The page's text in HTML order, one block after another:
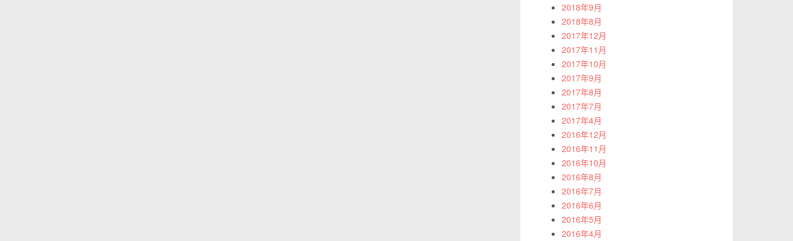
2018年9月
2018年8月
2017年12月
2017年11月
2017年10月
2017年9月
2017年8月
2017年7月
2017年4月
2016年12月
2016年11月
2016年10月
2016年8月
2016年7月
2016年6月
2016年5月
2016年4月